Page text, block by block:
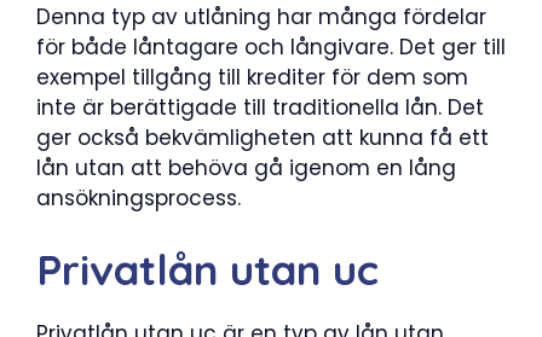
Denna typ av utlåning har många fördelar
för både låntagare och långivare. Det ger till
exempel tillgång till krediter för dem som
inte är berättigade till traditionella lån. Det
ger också bekvämligheten att kunna få ett
lån utan att behöva gå igenom en lång
ansökningsprocess.
Privatlån utan uc